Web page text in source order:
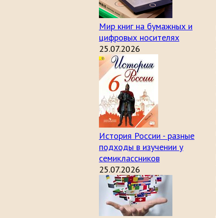
Мир книг на бумажных и
цифровых носителях
25.07.2026
История России - разные
подходы в изучении у
семиклассников
25.07.2026